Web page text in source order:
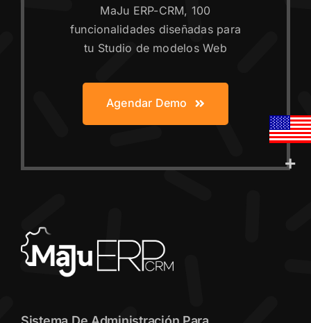
MaJu ERP-CRM, 100
funcionalidades diseñadas para
tu Studio de modelos Web
Agendar Demo